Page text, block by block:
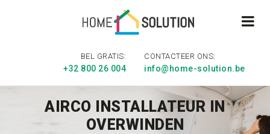
BEL GRATIS:
+32 800 26 004
CONTACTEER ONS:
info@home-solution.be
AIRCO INSTALLATEUR IN
OVERWINDEN